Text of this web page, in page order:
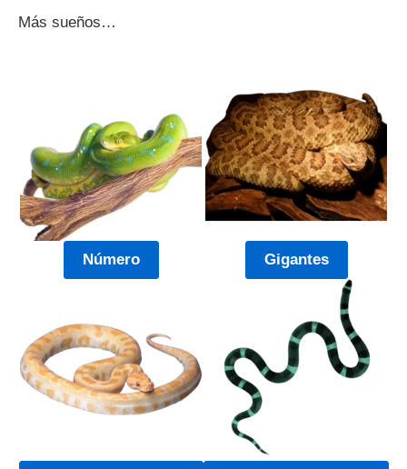
Más sueños…
Número Gigantes